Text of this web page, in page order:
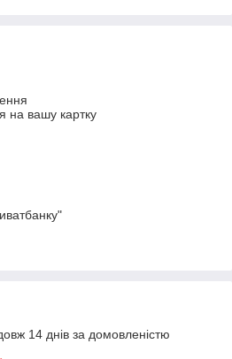
на вашу картку
14 днів за домовленістю